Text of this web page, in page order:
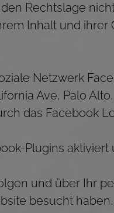
Rechtslage
Inhalt und ihrer
Netzwerk
Ave, Palo
das Facebook
Plugins
und über Ihr
besucht